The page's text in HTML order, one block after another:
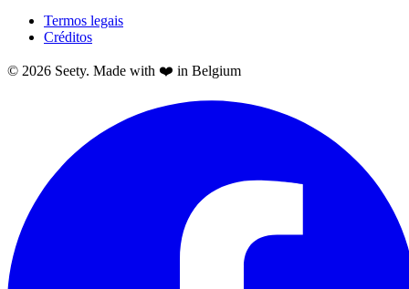
Termos legais
Créditos
© 2026 Seety. Made with ❤️ in Belgium